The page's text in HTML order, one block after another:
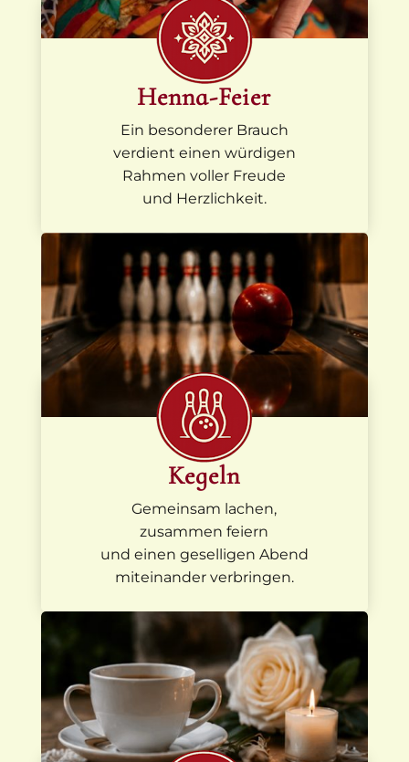
Henna-Feier
Ein besonderer Brauch
verdient einen würdigen
Rahmen voller Freude
und Herzlichkeit.
Kegeln
Gemeinsam lachen,
zusammen feiern
und einen geselligen Abend
miteinander verbringen.